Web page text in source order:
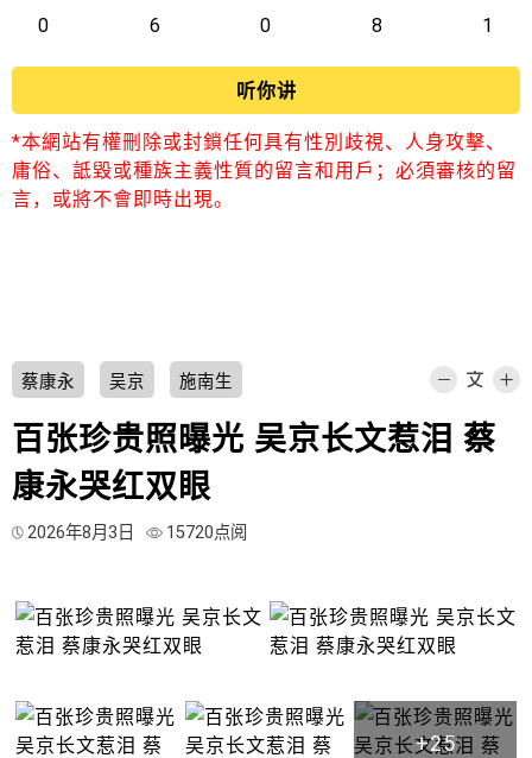
0 6 0 8 1
听你讲
*本網站有權刪除或封鎖任何具有性別歧視、人身攻擊、
庸俗、詆毀或種族主義性質的留言和用戶；必須審核的留
言，或將不會即時出現。
蔡康永 吴京 施南生
百张珍贵照曝光 吴京长文惹泪 蔡
康永哭红双眼
2026年8月3日 15720点阅
+25